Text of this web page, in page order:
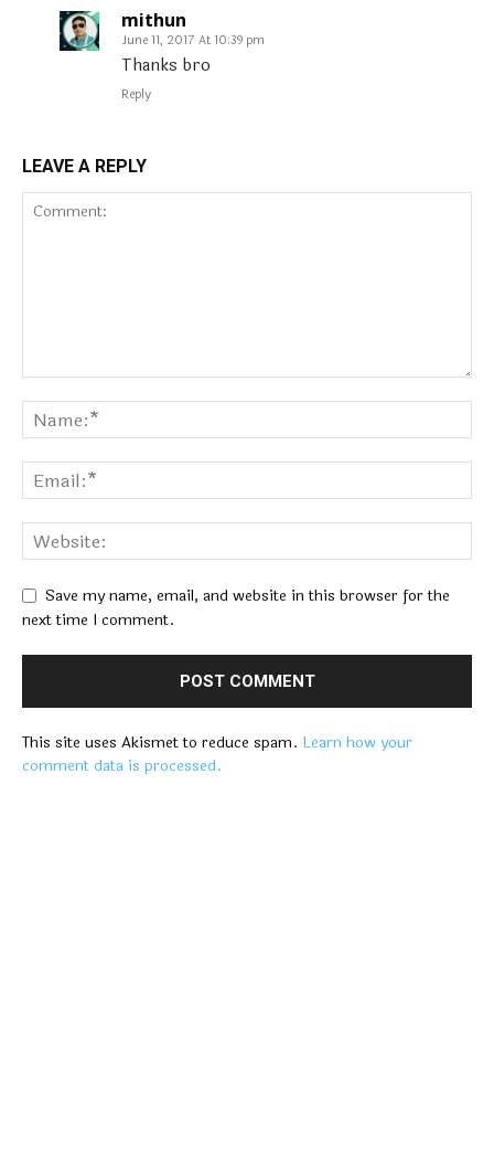
mithun
June 11, 2017 At 10:39 pm
Thanks bro
Reply
LEAVE A REPLY
Save my name, email, and website in this browser for the
next time I comment.
This site uses Akismet to reduce spam. Learn how your
comment data is processed.